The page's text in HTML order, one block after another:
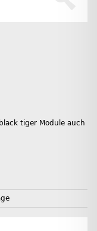
tiger Module auch